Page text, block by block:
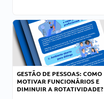
GESTÃO DE PESSOAS: COMO
MOTIVAR FUNCIONÁRIOS E
DIMINUIR A ROTATIVIDADE?